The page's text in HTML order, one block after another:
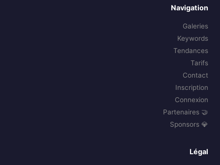
Navigation
Galeries
Keywords
Tendances
Tarifs
Contact
Inscription
Connexion
🤝 Partenaires
💎 Sponsors
Légal